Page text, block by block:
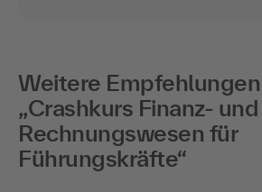
Weitere Empfehlungen
„Crashkurs Finanz- und
Rechnungswesen für
Führungskräfte“